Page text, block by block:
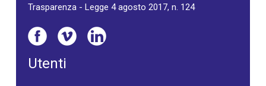
Trasparenza - Legge 4 agosto 2017, n. 124
Utenti